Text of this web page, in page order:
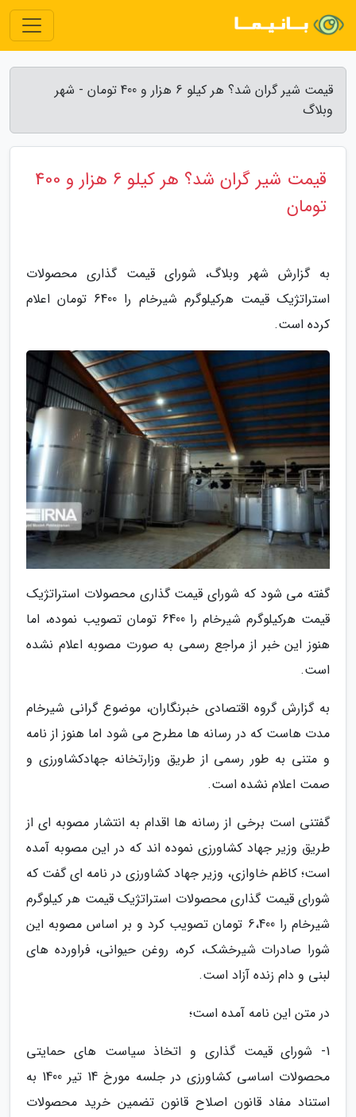
قیمت شیر گران شد؟ هر کیلو 6 هزار و 400 تومان - شهر
وبلاگ
قیمت شیر گران شد؟ هر کیلو 6 هزار و 400
تومان
به گزارش شهر وبلاگ، شورای قیمت گذاری محصولات
استراتژیک قیمت هرکیلوگرم شیرخام را 6400 تومان اعلام
کرده است.
گفته می شود که شورای قیمت گذاری محصولات استراتژیک
قیمت هرکیلوگرم شیرخام را 6400 تومان تصویب نموده، اما
هنوز این خبر از مراجع رسمی به صورت مصوبه اعلام نشده
است.
به گزارش گروه اقتصادی خبرنگاران، موضوع گرانی شیرخام
مدت هاست که در رسانه ها مطرح می شود اما هنوز از نامه
و متنی به طور رسمی از طریق وزارتخانه جهادکشاورزی و
صمت اعلام نشده است.
گفتنی است برخی از رسانه ها اقدام به انتشار مصوبه ای از
طریق وزیر جهاد کشاورزی نموده اند که در این مصوبه آمده
است؛ کاظم خاوازی، وزیر جهاد کشاورزی در نامه ای گفت که
شورای قیمت گذاری محصولات استراتژیک قیمت هر کیلوگرم
شیرخام را 6،400 تومان تصویب کرد و بر اساس مصوبه این
شورا صادرات شیرخشک، کره، روغن حیوانی، فراورده های
لبنی و دام زنده آزاد است.
در متن این نامه آمده است؛
1- شورای قیمت گذاری و اتخاذ سیاست های حمایتی
محصولات اساسی کشاورزی در جلسه مورخ 14 تیر 1400 به
استناد مفاد قانون اصلاح قانون تضمین خرید محصولات